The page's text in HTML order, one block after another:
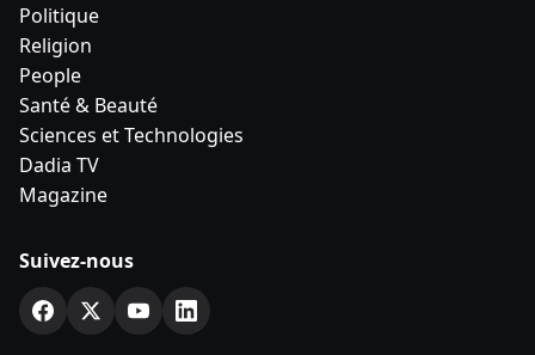
Politique
Religion
People
Santé & Beauté
Sciences et Technologies
Dadia TV
Magazine
Suivez-nous